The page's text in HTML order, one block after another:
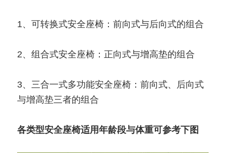
1、可转换式安全座椅：前向式与后向式的组合
2、组合式安全座椅：正向式与增高垫的组合
3、三合一式多功能安全座椅：前向式、后向式
与增高垫三者的组合
各类型安全座椅适用年龄段与体重可参考下图